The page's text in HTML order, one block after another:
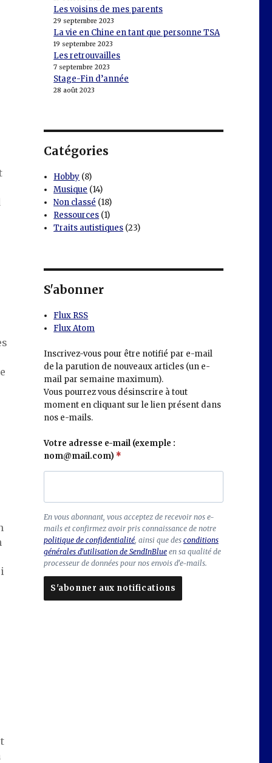
»
Les voisins de mes parents
29 septembre 2023
La vie en Chine en tant que personne TSA
19 septembre 2023
Les retrouvailles
7 septembre 2023
Stage-Fin d’année
28 août 2023
Catégories
Hobby (8)
Musique (14)
Non classé (18)
Ressources (1)
Traits autistiques (23)
S'abonner
Flux RSS
Flux Atom
Inscrivez-vous pour être notifié par e-mail
de la parution de nouveaux articles (un e-
mail par semaine maximum).
Vous pourrez vous désinscrire à tout
moment en cliquant sur le lien présent dans
nos e-mails.
Votre adresse e-mail (exemple :
nom@mail.com)
C
h
a
m
p
à
En vous abonnant, vous acceptez de recevoir nos e-
mails et confirmez avoir pris connaissance de notre
politique de confidentialité, ainsi que des conditions
générales d'utilisation de SendInBlueen sa qualité de
processeur de données pour nos envois d'e-mails.
S'abonner aux notifications